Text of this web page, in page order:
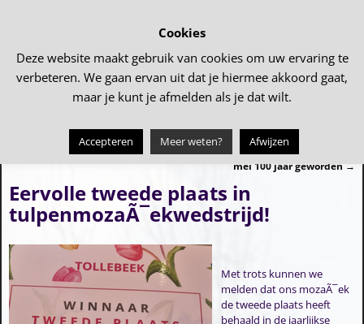
Bericht navigatie
Geslaagd Tulpenuitje
De heer Steverink is donderdag 1
mei 100 jaar geworden→
Eervolle tweede plaats in
tulpenmozaÃ¯ekwedstrijd!
Met trots kunnen we
melden dat ons mozaÃ¯ek
de tweede plaats heeft
behaald in de jaarlijkse
Cookies
Deze website maakt gebruik van cookies om uw ervaring te
verbeteren. We gaan ervan uit dat je hiermee akkoord gaat,
maar je kunt je afmelden als je dat wilt.
Accepteren Meer weten? Afwijzen